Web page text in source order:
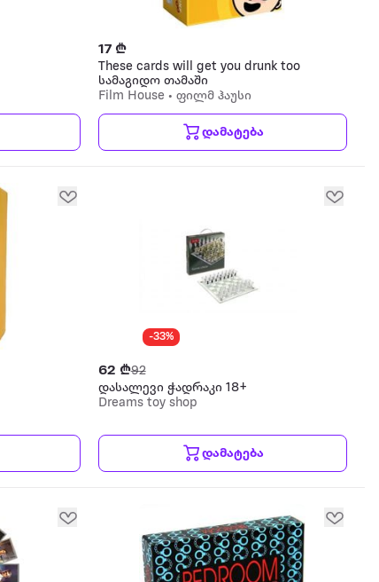
17 ₾
These cards will get you drunk too
სამაგიდო თამაში
Film House • ფილმ ჰაუსი
დამატება
-33%
62 ₾92
დასალევი ჭადრაკი 18+
Dreams toy shop
დამატება